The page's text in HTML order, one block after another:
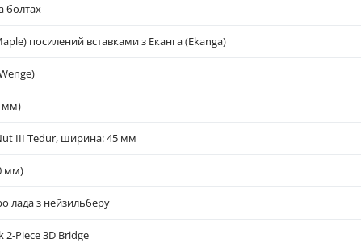
болтах
посилений вставками з Еканга (Ekanga)
мм)
III Tedur, ширина: 45 мм
мм)
лада з нейзильберу
2-Piece 3D Bridge